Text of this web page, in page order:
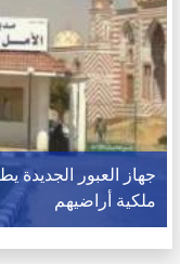
جهاز العبور الجديدة
ملكية أراضيهم